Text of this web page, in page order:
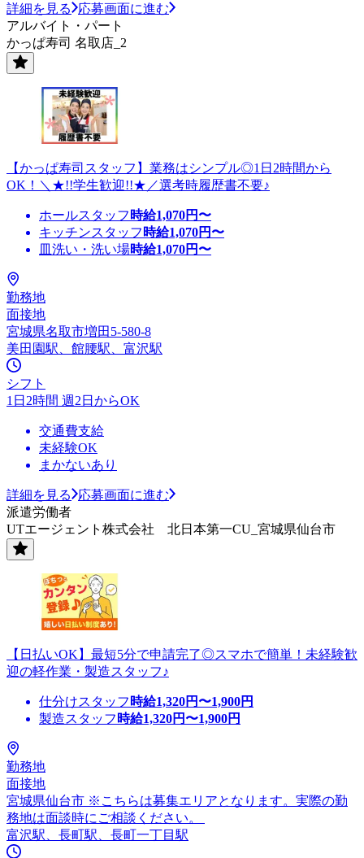
詳細を見る
応募画面に進む
アルバイト・パート
かっぱ寿司 名取店_2
【かっぱ寿司スタッフ】業務はシンプル◎1日2時間から
OK！＼★!!学生歓迎!!★／選考時履歴書不要♪
ホールスタッフ 時給1,070円〜
キッチンスタッフ 時給1,070円〜
皿洗い・洗い場時給1,070円〜
勤務地
面接地
宮城県名取市増田5-580-8
美田園駅、館腰駅、富沢駅
シフト
1日2時間 週2日からOK
交通費支給
未経験OK
まかないあり
詳細を見る
応募画面に進む
派遣労働者
UTエージェント株式会社 北日本第一CU_宮城県仙台市
【日払いOK】最短5分で申請完了◎スマホで簡単！未経験歓
迎の軽作業・製造スタッフ♪
仕分けスタッフ 時給1,320円〜1,900円
製造スタッフ 時給1,320円〜1,900円
勤務地
面接地
宮城県仙台市 ※こちらは募集エリアとなります。実際の勤
務地は面談時にご相談ください。
富沢駅、長町駅、長町一丁目駅